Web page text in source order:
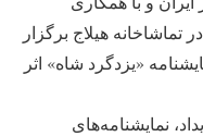
تماشاخانه هیلاج هر شنبه ساعت ۶:۳۰ در تماشاخانه هیلاج برگزار
«یزدگرد شاه» اثر
نمایشنامه‌های